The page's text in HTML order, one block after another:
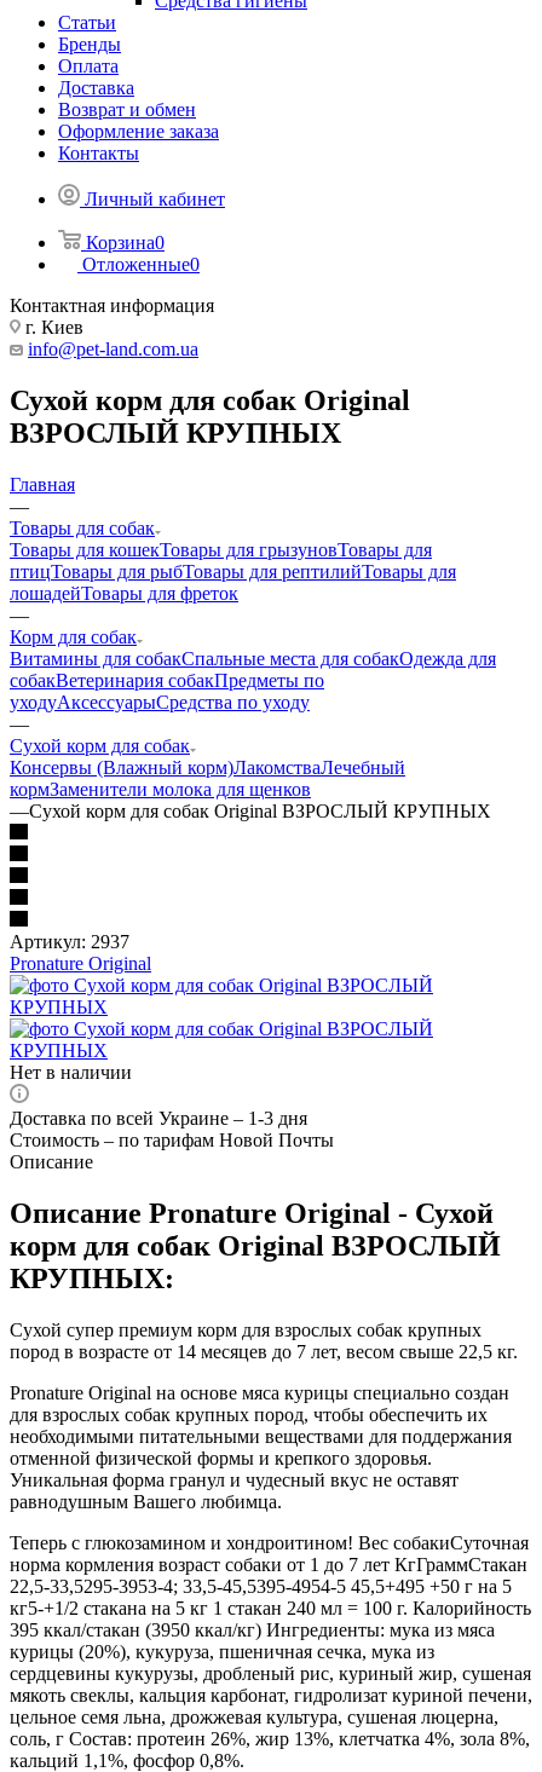
Статьи
Бренды
Оплата
Доставка
Возврат и обмен
Оформление заказа
Контакты
Личный кабинет
Корзина0
Отложенные0
Контактная информация
г. Киев
info@pet-land.com.ua
Сухой корм для собак Original
ВЗРОСЛЫЙ КРУПНЫХ
Главная
—
Товары для собак
Товары для кошекТовары для грызуновТовары для
птицТовары для рыбТовары для рептилийТовары для
лошадейТовары для фреток
—
Корм для собак
Витамины для собакСпальные места для собакОдежда для
собакВетеринария собакПредметы по
уходуАксессуарыСредства по уходу
—
Сухой корм для собак
Консервы (Влажный корм)ЛакомстваЛечебный
кормЗаменители молока для щенков
—Сухой корм для собак Original ВЗРОСЛЫЙ КРУПНЫХ
Артикул: 2937
Pronature Original
Нет в наличии
Доставка по всей Украине – 1-3 дня
Стоимость – по тарифам Новой Почты
Описание
Описание Pronature Original - Сухой
корм для собак Original ВЗРОСЛЫЙ
КРУПНЫХ:
Сухой супер премиум корм для взрослых собак крупных
пород в возрасте от 14 месяцев до 7 лет, весом свыше 22,5 кг.
Pronature Original на основе мяса курицы специально создан
для взрослых собак крупных пород, чтобы обеспечить их
необходимыми питательными веществами для поддержания
отменной физической формы и крепкого здоровья.
Уникальная форма гранул и чудесный вкус не оставят
равнодушным Вашего любимца.
Теперь с глюкозамином и хондроитином! Вес собакиСуточная
норма кормления возраст собаки от 1 до 7 лет КгГраммСтакан
22,5-33,5295-3953-4; 33,5-45,5395-4954-5 45,5+495 +50 г на 5
кг5-+1/2 стакана на 5 кг 1 стакан 240 мл = 100 г. Калорийность
395 ккал/стакан (3950 ккал/кг) Ингредиенты: мука из мяса
курицы (20%), кукуруза, пшеничная сечка, мука из
сердцевины кукурузы, дробленый рис, куриный жир, сушеная
мякоть свеклы, кальция карбонат, гидролизат куриной печени,
цельное семя льна, дрожжевая культура, сушеная люцерна,
соль, г Состав: протеин 26%, жир 13%, клетчатка 4%, зола 8%,
кальций 1,1%, фосфор 0,8%.